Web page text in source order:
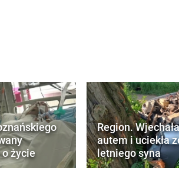
życie
Region.
autem i uciekła
letniego syna